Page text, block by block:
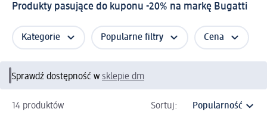
Produkty pasujące do kuponu -20% na markę Bugatti
Kategorie Popularne filtry Cena
Sprawdź dostępność w sklepie dm
14 produktów Sortuj: